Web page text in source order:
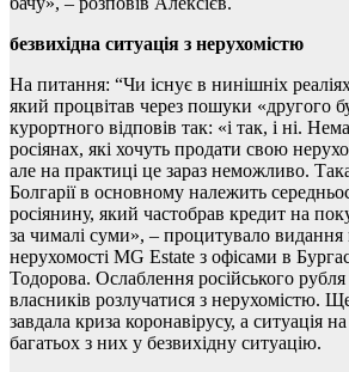
безвихідна ситуація з нерухомістю
На питання: “Чи існує в нинішніх
який процвітав через пошуки «другого
курортного відповів так: «і так, і ні.
росіянах, які хочуть продати свою
але на практиці це зараз неможливо.
Болгарії в основному належить
росіянину, який частобрав кредит на
за чималі суми», – процитувало видання
нерухомості MG Estate з офісами в
Тодорова. Ослаблення російського
власників розлучатися з нерухомістю.
завдала криза коронавірусу, а ситуація
багатьох з них у безвихідну ситуацію.